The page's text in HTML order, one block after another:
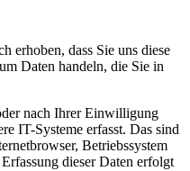
erhoben, dass Sie uns diese
Daten handeln, die Sie in
nach Ihrer Einwilligung
IT-Systeme erfasst. Das sind
Betriebssystem
dieser Daten erfolgt